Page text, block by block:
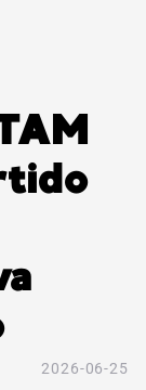
2026-06-25